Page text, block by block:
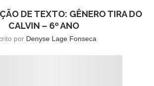
DE TEXTO: GÊNERO TIRA DO
CALVIN – 6º ANO
por Denyse Lage Fonseca